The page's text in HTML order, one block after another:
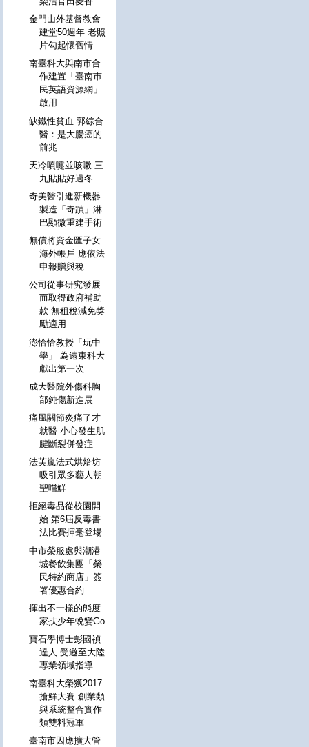
金門山外基督教會
建堂50週年 老照
片勾起懷舊情
南臺科大與南市合
作建置「臺南市
民英語資源網」
啟用
缺鐵性貧血 郭綜合
醫：是大腸癌的
前兆
天冷噴嚏並咳嗽 三
九貼貼好過冬
奇美醫引進新機器
製造「奇蹟」淋
巴顯微重建手術
無償將資金匯子女
海外帳戶 應依法
申報贈與稅
公司從事研究發展
而取得政府補助
款 無租稅減免獎
勵適用
澎恰恰教授「玩中
學」 為遠東科大
獻出第一次
成大醫院外傷科胸
部鈍傷新進展
痛風關節炎痛了才
就醫 小心發生肌
腱斷裂併發症
法芙嵐法式烘焙坊
吸引眾多藝人朝
聖嚐鮮
拒絕毒品從校園開
始 第6屆反毒書
法比賽揮毫登場
中市榮服處與潮港
城餐飲集團「榮
民特約商店」簽
署優惠合約
揮出不一樣的態度
家扶少年蛻變Go
寶石學博士彭國禎
達人 受邀至大陸
專業領域指導
南臺科大榮獲2017
搶鮮大賽 創業類
與系統整合實作
類雙料冠軍
臺南市因應擴大管